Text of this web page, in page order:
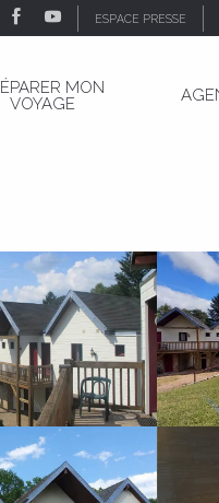
ESPACE PRESSE
MON
VOYAGE